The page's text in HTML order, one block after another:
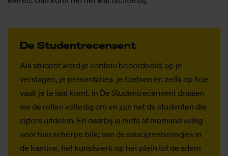
De Stu­den­tre­cen­sent
Als student word je continu beoordeeld; op je
verslagen, je presentaties, je toetsen en zelfs op hoe
vaak je te laat komt. In De Studentrecensent draaien
we de rollen volledig om en zijn het de studenten die
cijfers uitdelen. En daarbij is niets of niemand veilig
voor hun scherpe blik; van de saucijzenbroodjes in
de kantine, het kunstwerk op het plein tot de adem